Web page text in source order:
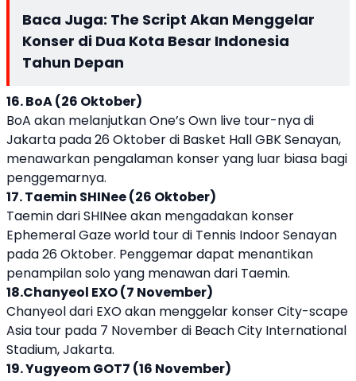
Baca Juga: The Script Akan Menggelar
Konser di Dua Kota Besar Indonesia
Tahun Depan
16. BoA (26 Oktober)
BoA akan melanjutkan One’s Own live tour-nya di
Jakarta pada 26 Oktober di Basket Hall GBK Senayan,
menawarkan pengalaman konser yang luar biasa bagi
penggemarnya.
17. Taemin SHINee (26 Oktober)
Taemin dari SHINee akan mengadakan konser
Ephemeral Gaze world tour di Tennis Indoor Senayan
pada 26 Oktober. Penggemar dapat menantikan
penampilan solo yang menawan dari Taemin.
18.Chanyeol EXO (7 November)
Chanyeol dari EXO akan menggelar konser City-scape
Asia tour pada 7 November di Beach City International
Stadium, Jakarta.
19. Yugyeom GOT7 (16 November)